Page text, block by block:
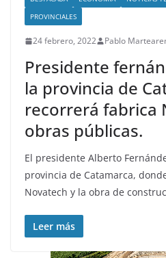
PROVINCIALES
24 febrero, 2022 Pablo
Presidente
la provincia de
recorrerá fabrica
obras públicas.
El presidente Alberto
provincia de Catamarca,
Novatech y la obra de
Leer más